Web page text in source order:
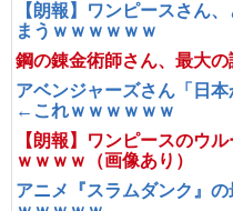
【朗報】ワンピースさん
まうｗｗｗｗｗｗ
鋼の錬金術師さん、最大
アベンジャーズさん「日本
←これｗｗｗｗｗｗ
【朗報】ワンピースのウ
ｗｗｗｗ（画像あり）
アニメ『スラムダンク』